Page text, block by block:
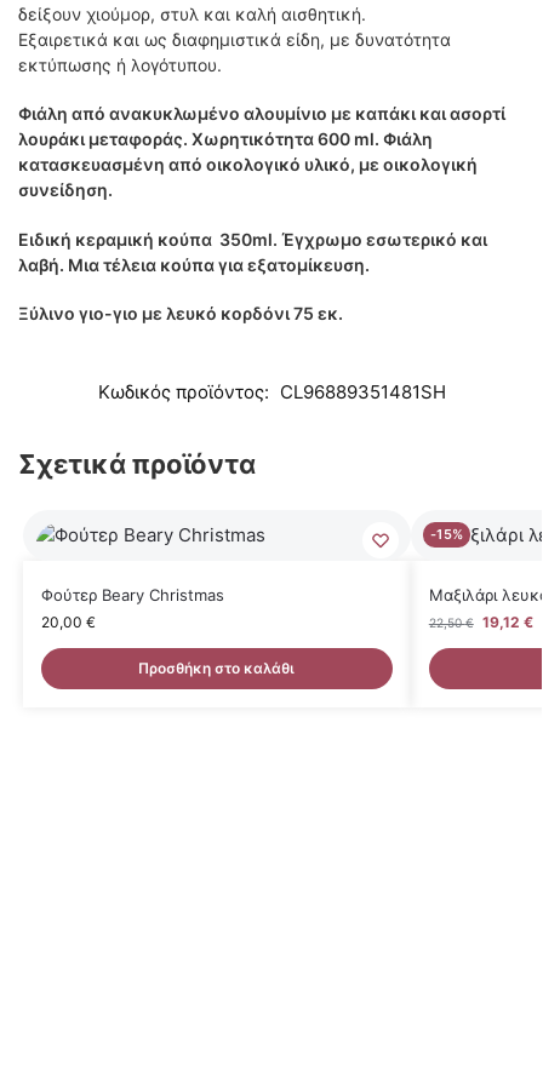
δείξουν χιούμορ, στυλ και καλή αισθητική.
Εξαιρετικά και ως διαφημιστικά είδη, με δυνατότητα
εκτύπωσης ή λογότυπου.
Φιάλη από ανακυκλωμένο αλουμίνιο με καπάκι και ασορτί
λουράκι μεταφοράς. Χωρητικότητα 600 ml. Φιάλη
κατασκευασμένη από οικολογικό υλικό, με οικολογική
συνείδηση.
Ειδική κεραμική κούπα 350ml. Έγχρωμο εσωτερικό και
λαβή. Μια τέλεια κούπα για εξατομίκευση.
Ξύλινο γιο-γιο με λευκό κορδόνι 75 εκ.
Κωδικός προϊόντος: CL96889351481SH
Σχετικά προϊόντα
Φούτερ Beary Christmas
20,00 €
Προσθήκη στο καλάθι
-15%
Μαξιλάρι
22,50€ 19,12 €